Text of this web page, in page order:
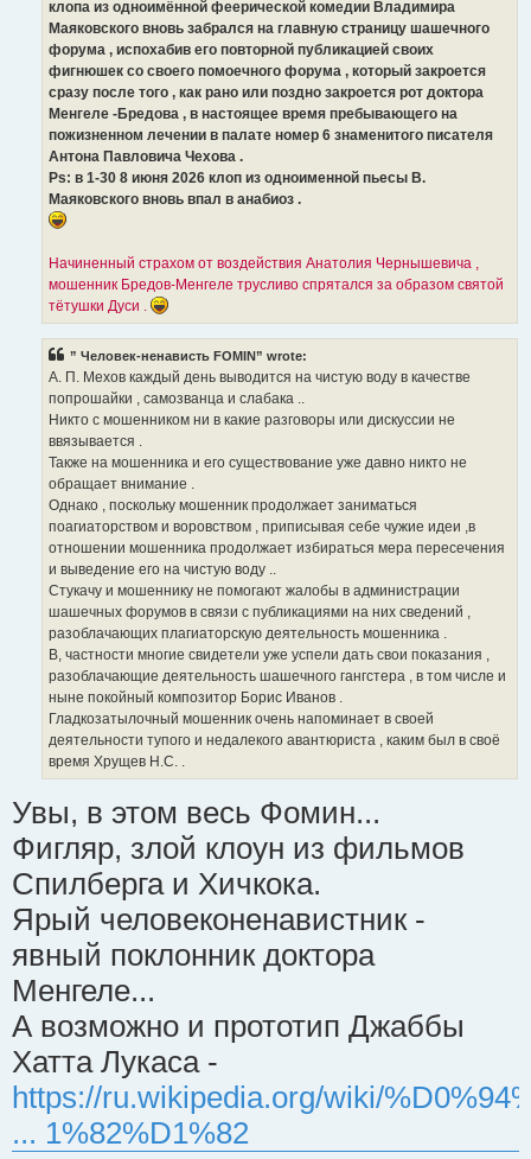
клопа из одноимённой феерической комедии Владимира
Маяковского вновь забрался на главную страницу шашечного
форума , испохабив его повторной публикацией своих
фигнюшек со своего помоечного форума , который закроется
сразу после того , как рано или поздно закроется рот доктора
Менгеле -Бредова , в настоящее время пребывающего на
пожизненном лечении в палате номер 6 знаменитого писателя
Антона Павловича Чехова .
Ps: в 1-30 8 июня 2026 клоп из одноименной пьесы В.
Маяковского вновь впал в анабиоз .
Начиненный страхом от воздействия Анатолия Чернышевича ,
мошенник Бредов-Менгеле трусливо спрятался за образом святой
тётушки Дуси .
” Человек-ненависть FOMIN” wrote:
А. П. Мехов каждый день выводится на чистую воду в качестве
попрошайки , самозванца и слабака ..
Никто с мошенником ни в какие разговоры или дискуссии не
ввязывается .
Также на мошенника и его существование уже давно никто не
обращает внимание .
Однако , поскольку мошенник продолжает заниматься
поагиаторством и воровством , приписывая себе чужие идеи ,в
отношении мошенника продолжает избираться мера пересечения
и выведение его на чистую воду ..
Стукачу и мошеннику не помогают жалобы в администрации
шашечных форумов в связи с публикациями на них сведений ,
разоблачающих плагиаторскую деятельность мошенника .
В, частности многие свидетели уже успели дать свои показания ,
разоблачающие деятельность шашечного гангстера , в том числе и
ныне покойный композитор Борис Иванов .
Гладкозатылочный мошенник очень напоминает в своей
деятельности тупого и недалекого авантюриста , каким был в своё
время Хрущев Н.С. .
Увы, в этом весь Фомин...
Фигляр, злой клоун из фильмов
Спилберга и Хичкока.
Ярый человеконенавистник -
явный поклонник доктора
Менгеле...
А возможно и прототип Джаббы
Хатта Лукаса -
https://ru.wikipedia.org/wiki/
... 1%82%D1%82